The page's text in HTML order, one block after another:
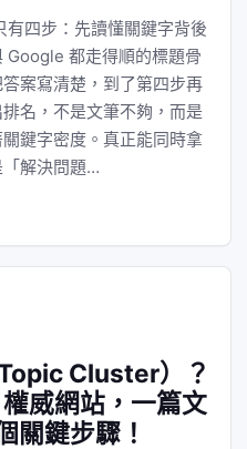
有四步：先讀懂關鍵字背後
Google 都走得順的標題骨
案寫清楚，到了第四步再
名，不是文筆不夠，而是
鍵字密度。真正能同時拿
解決問題…
Cluster）？
威網站，一篇文
關鍵步驟！